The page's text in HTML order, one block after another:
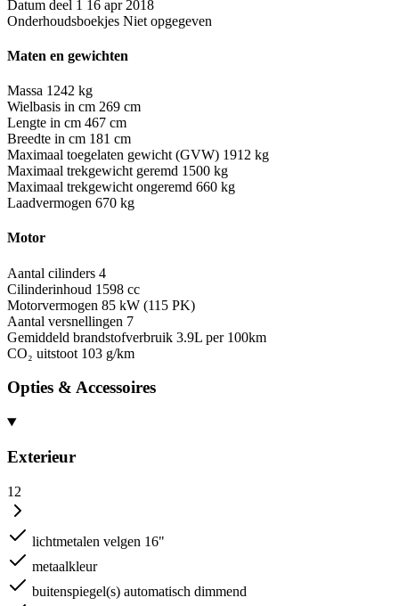
Datum deel 1 16 apr 2018
Onderhoudsboekjes Niet opgegeven
Maten en gewichten
Massa 1242 kg
Wielbasis in cm 269 cm
Lengte in cm 467 cm
Breedte in cm 181 cm
Maximaal toegelaten gewicht (GVW) 1912 kg
Maximaal trekgewicht geremd 1500 kg
Maximaal trekgewicht ongeremd 660 kg
Laadvermogen 670 kg
Motor
Aantal cilinders 4
Cilinderinhoud 1598 cc
Motorvermogen 85 kW (115 PK)
Aantal versnellingen 7
Gemiddeld brandstofverbruik 3.9L per 100km
CO₂ uitstoot 103 g/km
Opties & Accessoires
Exterieur
12
lichtmetalen velgen 16"
metaalkleur
buitenspiegel(s) automatisch dimmend